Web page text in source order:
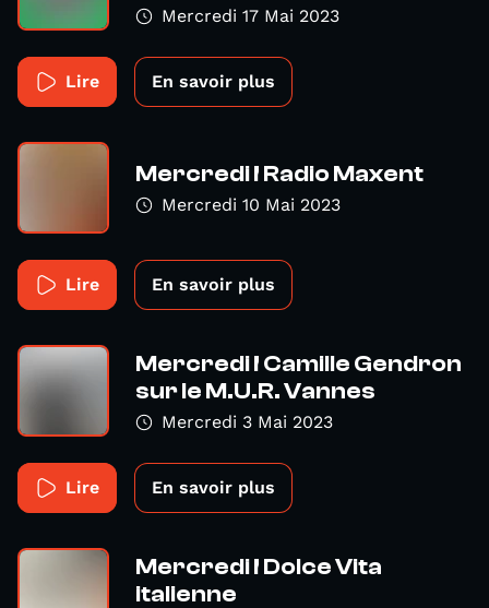
Mercredi 17 Mai 2023
Lire En savoir plus
Mercredi ! Radio Maxent
Mercredi 10 Mai 2023
Lire En savoir plus
Mercredi ! Camille Gendron
sur le M.U.R. Vannes
Mercredi 3 Mai 2023
Lire En savoir plus
Mercredi ! Dolce Vita
italienne